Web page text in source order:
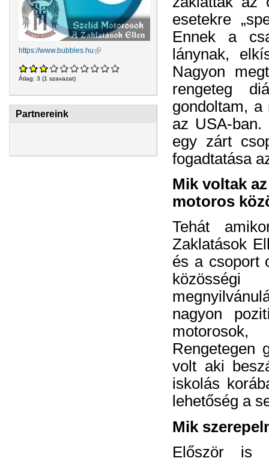
https://www.bubbles.hu (külső hivatkozás)
Átlag: 3 (1 szavazat)
Partnereink
esetekre
Ennek a
lánynak,
Nagyon
rengeteg
gondoltam,
az USA-ban.
egy zárt
fogadtatása
Mik voltak
motoros
Tehát
Zaklatások
és a csoport
nagyon
Rengetegen
volt aki
iskolás
lehetőség a
Mik
Először is